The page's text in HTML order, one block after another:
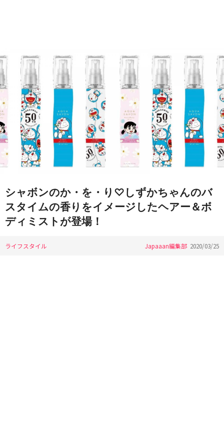
シャボンのか・を・り♡しずかちゃんのバ
スタイムの香りをイメージしたヘアー＆ボ
ディミストが登場！
ライフスタイル Japaaan編集部 2020/03/25